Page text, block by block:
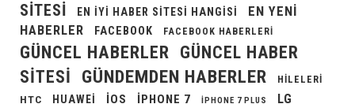
SITESI
EN IYI HABER SITESI HANGISI
EN YENI
HABERLER
FACEBOOK FACEBOOK HABERLERI
GÜNCEL HABERLER GÜNCEL HABER
SITESI
GÜNDEMDEN HABERLER
HILELERI
HTC
HUAWEI IOS IPHONE 7 IPHONE 7 PLUS LG